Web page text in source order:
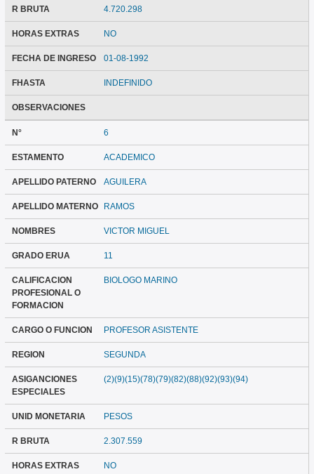
R BRUTA 4.720.298
HORAS EXTRAS NO
FECHA DE INGRESO 01-08-1992
FHASTA INDEFINIDO
OBSERVACIONES
N° 6
ESTAMENTO ACADEMICO
APELLIDO PATERNO AGUILERA
APELLIDO MATERNO RAMOS
NOMBRES VICTOR MIGUEL
GRADO ERUA 11
CALIFICACION
PROFESIONAL O
FORMACION
BIOLOGO MARINO
CARGO O FUNCION PROFESOR ASISTENTE
REGION SEGUNDA
ASIGANCIONES
ESPECIALES
(2)(9)(15)(78)(79)(82)(88)(92)(93)(94)
UNID MONETARIA PESOS
R BRUTA 2.307.559
HORAS EXTRAS NO